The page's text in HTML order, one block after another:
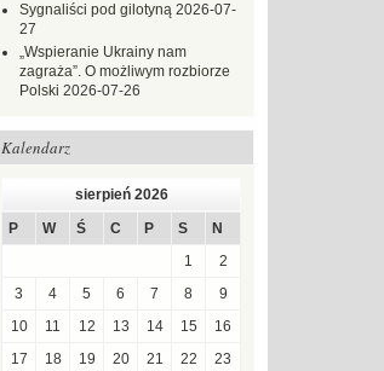
Sygnaliści pod gilotyną 2026-07-
27
„Wspieranie Ukrainy nam
zagraża”. O możliwym rozbiorze
Polski 2026-07-26
Kalendarz
sierpień 2026
P
W Ś C P S
N
1
2
3
4 5 6 7 8
9
10
11 12 13 14 15
16
17
18 19 20 21 22
23